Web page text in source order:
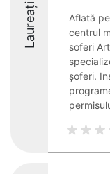
Laureați
Aflată
centrul
soferi
șoferi.